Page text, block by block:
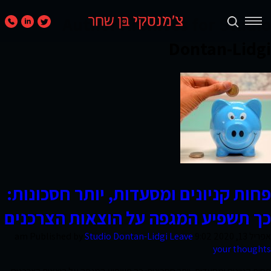
תכנון
ערים
ואזורים
נדל״ן
מניב
ומסחר
Author Archives for Studio
פחות קניונים ומסעדות, יותר חסכונות:
כך תשפיע המגפה על הוצאות הצרכנים
Studio Dontan-Lidgi Leave
your thoughts